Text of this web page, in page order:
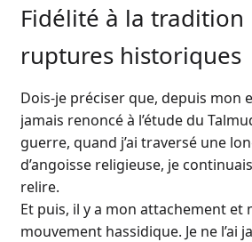
Fidélité à la tradition
ruptures historiques
Dois-je préciser que, depuis mon
jamais renoncé à l’étude du
guerre, quand j’ai traversé une
d’angoisse religieuse, je
relire.
Et puis, il y a mon attachement et
mouvement hassidique. Je ne l’ai